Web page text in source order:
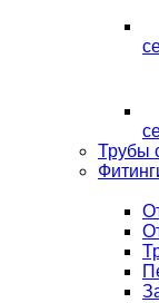
Трубы